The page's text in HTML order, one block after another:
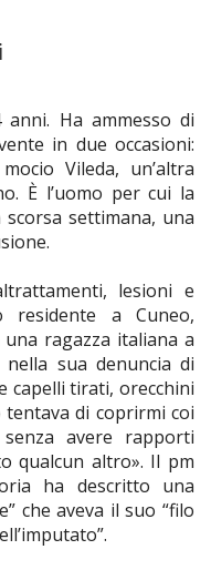
Ha ammesso di
in due occasioni:
Vileda, un’altra
È l’uomo per cui la
settimana, una
lesioni e
residente a Cuneo,
una ragazza italiana a
sua denuncia di
capelli tirati, orecchini
di coprirmi coi
avere rapporti
qualcun altro». Il pm
ha descritto una
che aveva il suo “filo